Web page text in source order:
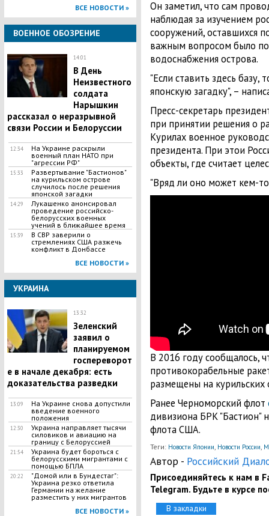
ВСЕ НОВОСТИ »
ВОЕННОЕ ОБОЗРЕНИЕ
14:01
В День
Неизвестного
солдата
Нарышкин
рассказал о неразрывной
связи России и Белоруссии
12:34
На Украине раскрыли
военный план НАТО при
"агрессии РФ"
15:33
Развертывание "Бастионов"
на курильском острове
случилось после решения
японской загадки
14:29
Лукашенко анонсировал
проведение российско-
белорусских военных
учений в ближайшее время
15:39
В СВР заверили о
стремлениях США разжечь
конфликт в Донбассе
ВСЕ НОВОСТИ »
УКРАИНА
13:32
​Зеленский
заявил о
планируемом
госпереворот
е в начале декабря: есть
доказательства разведки
13:09
​На Украине снова допустили
введение военного
положения
12:30
Украина направляет тысячи
силовиков и авиацию на
границу с Белоруссией
21:54
Украина будет бороться с
белорусскими мигрантами с
помощью БПЛА
20:22
"Домой или в Бундестаг":
Украина резко ответила
Германии на желание
разместить у них мигрантов
ВСЕ НОВОСТИ »
Он заметил, что сам
наблюдая за изучением
сооружений, оставшихся
важным вопросом было
водоснабжения острова.
"Если ставить здесь
японскую загадку", –
Пресс-секретарь
при принятии решения о
Курилах военное
президента. При этои
объекты, где считает
"Вряд ли оно может кем-то
В 2016 году сообщалось,
противокорабельные
размещены на
Ранее Черноморский флот
дивизиона БРК "Бастион"
флота США.
Теги: Новости Японии Новости России
Автор - Российский
Присоединяйтесь к нам в
Telegram. Будьте в курсе
В закладки